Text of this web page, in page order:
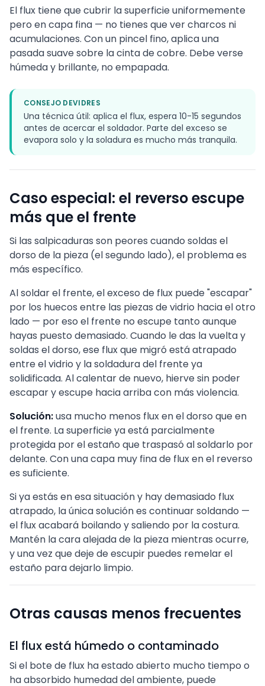
El flux tiene que cubrir la superficie uniformemente
pero en capa fina — no tienes que ver charcos ni
acumulaciones. Con un pincel fino, aplica una
pasada suave sobre la cinta de cobre. Debe verse
húmeda y brillante, no empapada.
CONSEJO DEVIDRES
Una técnica útil: aplica el flux, espera 10-15 segundos
antes de acercar el soldador. Parte del exceso se
evapora solo y la soladura es mucho más tranquila.
Caso especial: el reverso escupe
más que el frente
Si las salpicaduras son peores cuando soldas el
dorso de la pieza (el segundo lado), el problema es
más específico.
Al soldar el frente, el exceso de flux puede "escapar"
por los huecos entre las piezas de vidrio hacia el otro
lado — por eso el frente no escupe tanto aunque
hayas puesto demasiado. Cuando le das la vuelta y
soldas el dorso, ese flux que migró está atrapado
entre el vidrio y la soldadura del frente ya
solidificada. Al calentar de nuevo, hierve sin poder
escapar y escupe hacia arriba con más violencia.
Solución:usa mucho menos flux en el dorso que en
el frente. La superficie ya está parcialmente
protegida por el estaño que traspasó al soldarlo por
delante. Con una capa muy fina de flux en el reverso
es suficiente.
Si ya estás en esa situación y hay demasiado flux
atrapado, la única solución es continuar soldando —
el flux acabará boilando y saliendo por la costura.
Mantén la cara alejada de la pieza mientras ocurre,
y una vez que deje de escupir puedes remelar el
estaño para dejarlo limpio.
Otras causas menos frecuentes
El flux está húmedo o contaminado
Si el bote de flux ha estado abierto mucho tiempo o
ha absorbido humedad del ambiente, puede